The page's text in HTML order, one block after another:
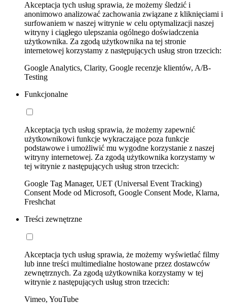
Akceptacja tych usług sprawia, że możemy śledzić i
anonimowo analizować zachowania związane z kliknięciami i
surfowaniem w naszej witrynie w celu optymalizacji naszej
witryny i ciągłego ulepszania ogólnego doświadczenia
użytkownika. Za zgodą użytkownika na tej stronie
internetowej korzystamy z następujących usług stron trzecich:
Google Analytics, Clarity, Google recenzje klientów, A/B-
Testing
Funkcjonalne
Akceptacja tych usług sprawia, że możemy zapewnić
użytkownikowi funkcje wykraczające poza funkcje
podstawowe i umożliwić mu wygodne korzystanie z naszej
witryny internetowej. Za zgodą użytkownika korzystamy w
tej witrynie z następujących usług stron trzecich:
Google Tag Manager, UET (Universal Event Tracking)
Consent Mode od Microsoft, Google Consent Mode, Klarna,
Freshchat
Treści zewnętrzne
Akceptacja tych usług sprawia, że możemy wyświetlać filmy
lub inne treści multimedialne hostowane przez dostawców
zewnętrznych. Za zgodą użytkownika korzystamy w tej
witrynie z następujących usług stron trzecich:
Vimeo, YouTube